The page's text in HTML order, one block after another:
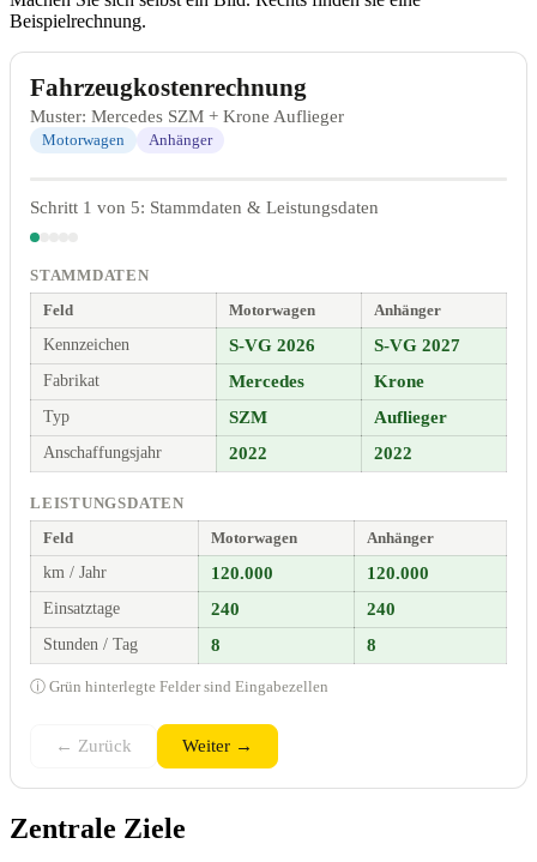
Beispielrechnung.
Fahrzeugkostenrechnung
Muster: Mercedes SZM + Krone Auflieger
Motorwagen Anhänger
Schritt 1 von 5: Stammdaten & Leistungsdaten
STAMMDATEN
Feld
Motorwagen
Anhänger
Kennzeichen
S-VG 2026 S-VG 2027
Fabrikat Mercedes Krone
Typ SZM Auflieger
Anschaffungsjahr 2022 2022
LEISTUNGSDATEN
Feld
Motorwagen
Anhänger
km / Jahr
120.000 120.000
Einsatztage 240 240
Stunden / Tag 8 8
ⓘ Grün hinterlegte Felder sind Eingabezellen
← Zurück Weiter →
Zentrale Ziele